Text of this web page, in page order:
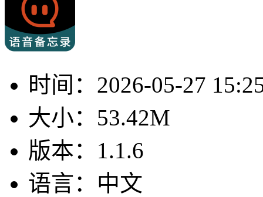
时间： 2026-05-27
大小： 53.42M
版本： 1.1.6
语言： 中文